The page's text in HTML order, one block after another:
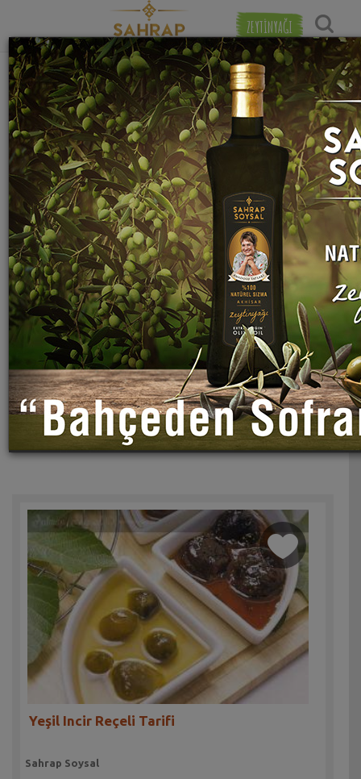
ZEYTİNYAĞI
"limon suyu" etiketiyle eşleşen (456) tarif
bulundu.
Popülerlik
Yeşil Incir Reçeli Tarifi
Sahrap Soysal